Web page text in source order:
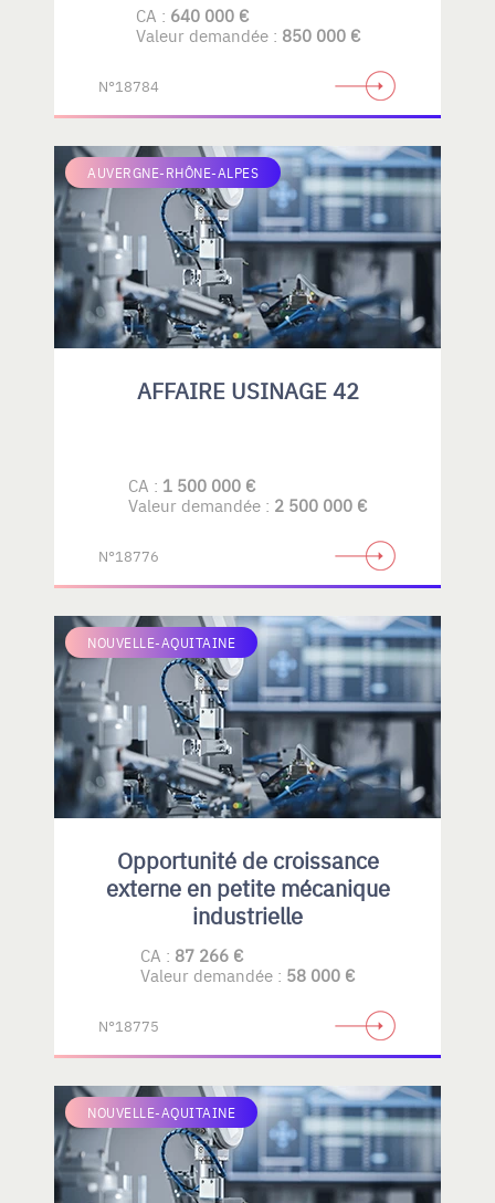
CA : 640 000 €
Valeur demandée : 850 000 €
N°18784
AUVERGNE-RHÔNE-ALPES
AFFAIRE USINAGE 42
CA : 1 500 000 €
Valeur demandée : 2 500 000 €
N°18776
NOUVELLE-AQUITAINE
Opportunité de croissance
externe en petite mécanique
industrielle
CA : 87 266 €
Valeur demandée : 58 000 €
N°18775
NOUVELLE-AQUITAINE